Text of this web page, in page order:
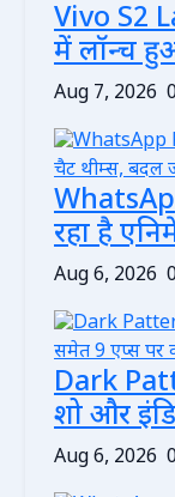
Vivo S2
में लॉन्च
Aug 7, 2026
रहा है
Aug 6, 2026
Dark
शो और
Aug 6, 2026